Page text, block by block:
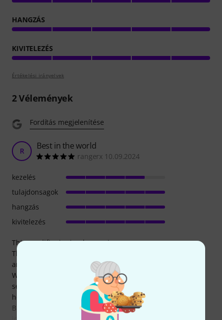
HANGZÁS
KIVITELEZÉS
Értékelési irányelvek
2Vélemények
Fordítás megjelenítése
R Best in the world
rangerx 10.09.2024
This amplifier is simply amazing.
This year I achieved one of my dreams by buying this
amplifier, and I am blown away by how good it actually is.
What I especially appreciate is the tone definition, and
separation of played notes, in all channels, I have never
heard anything like that.
Built-in load resistor for recording or headphones makes it
kezelés
tulajdonsagok
hangzás
kivitelezés